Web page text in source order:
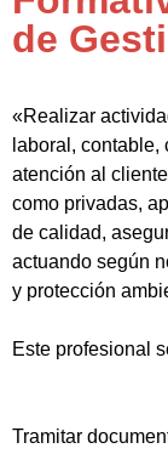
de
«Realizar
laboral,
atención al
como privadas,
de calidad,
actuando según
y protección
Este profesional
Tramitar